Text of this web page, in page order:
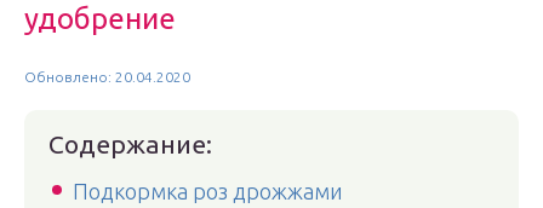
удобрение
Обновлено: 20.04.2020
Содержание:
Подкормка роз дрожжами